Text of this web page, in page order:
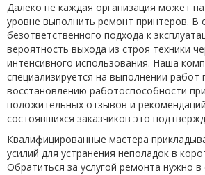
Далеко не каждая организация может
уровне выполнить ремонт принтеров. В
безответственного подхода к
вероятность выхода из строя техники
интенсивного использования. Наша
специализируется на выполнении
восстановлению работоспособности
положительных отзывов и
состоявшихся заказчиков это
Квалифицированные мастера
усилий для устранения неполадок в
Обратиться за услугой ремонта нужно в